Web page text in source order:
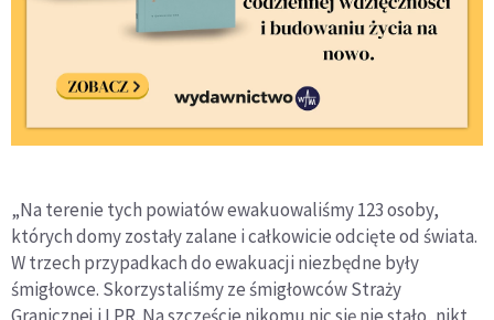
„Na terenie tych powiatów ewakuowaliśmy 123 osoby,
których domy zostały zalane i całkowicie odcięte od świata.
W trzech przypadkach do ewakuacji niezbędne były
śmigłowce. Skorzystaliśmy ze śmigłowców Straży
Granicznej i LPR. Na szczęście nikomu nic się nie stało, nikt